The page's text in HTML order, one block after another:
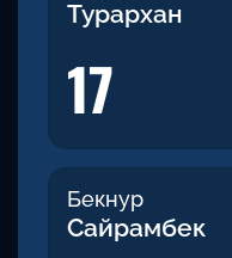
Турархан
17
Бекнур
Сайрамбек